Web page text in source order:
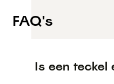
FAQ's
Is een teckel